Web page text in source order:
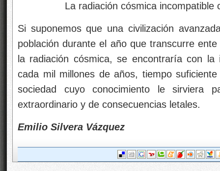
La radiación cósmica incompatible
Si suponemos que una civilización
población durante el año que transcurre
la radiación cósmica, se encontraría con
cada mil millones de años, tiempo
sociedad cuyo conocimiento le sirviera
extraordinario y de consecuencias letales.
Emilio Silvera Vázquez